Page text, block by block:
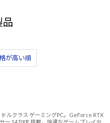
が高い順
ルクラス ゲーミングPC。GeForce RTX